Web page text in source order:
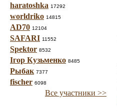
haratoshka 17292
worldriko 14815
AD70 12104
SAFARI 11552
Spektor 8532
Ігор Кузьменко 8485
Рыбак 7377
fischer 6098
Все участники >>